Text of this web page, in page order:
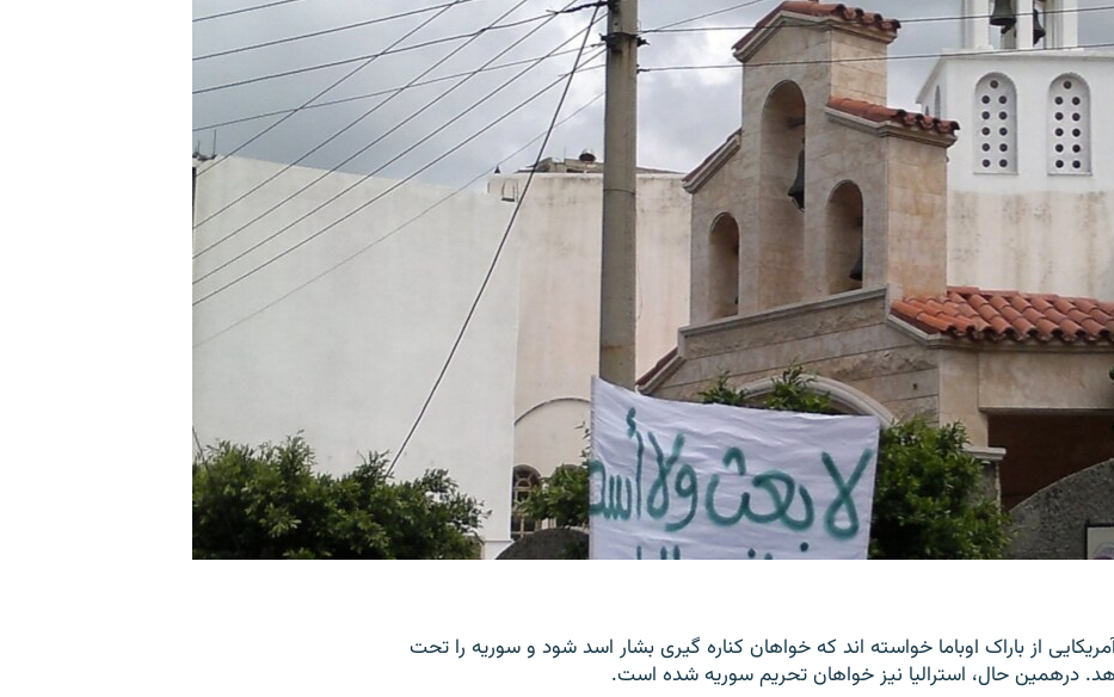
از باراک اوباما خواسته اند که خواهان کناره گیری بشار اسد شود و سوریه را تحت
درهمین حال، استرالیا نیز خواهان تحریم سوریه شده است.